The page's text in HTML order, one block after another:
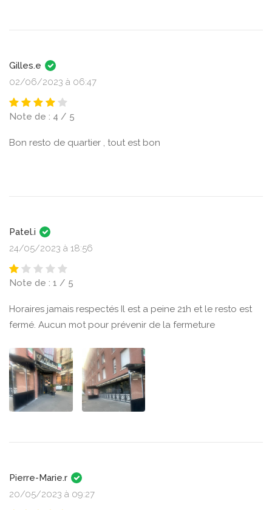
Gilles.e
02/06/2023 à 06:47
Note de : 4 / 5
Bon resto de quartier , tout est bon
Patel.i
24/05/2023 à 18:56
Note de : 1 / 5
Horaires jamais respectés Il est a peine 21h et le resto est
fermé. Aucun mot pour prévenir de la fermeture
Pierre-Marie.r
20/05/2023 à 09:27